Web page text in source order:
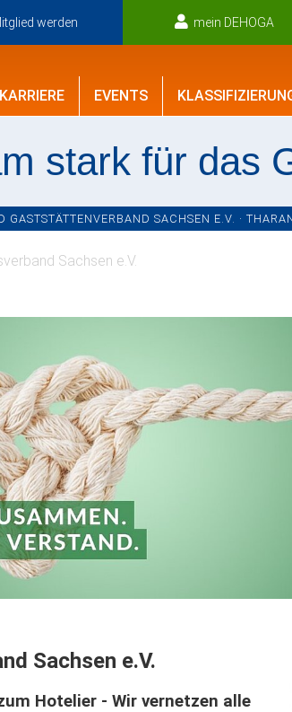
werden mein DEHOGA
KARRIERE EVENTS
stark für das
GASTSTÄTTENVERBAND SACHSEN E.V. ·
Sachsen e.V.
Sachsen e.V.
Hotelier - Wir vernetzen alle